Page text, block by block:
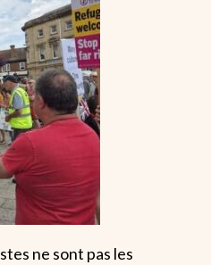
ne sont pas les